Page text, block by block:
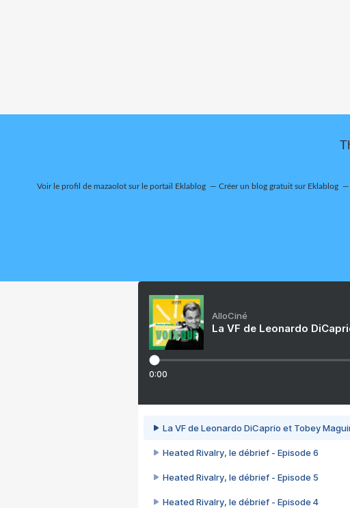
Voir le profil de mazaolotsur le portail Eklablog Créer un blog gratuit sur Eklablog
AlloCiné
La VF de Leonardo
0:00
La VF de Leonardo DiCaprio et Tobey
Heated Rivalry, le débrief - Episode 6
Heated Rivalry, le débrief - Episode 5
Heated Rivalry, le débrief - Episode 4